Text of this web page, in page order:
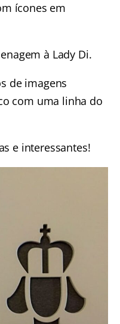
ícones em
à Lady Di.
de imagens
com uma linha do
e interessantes!